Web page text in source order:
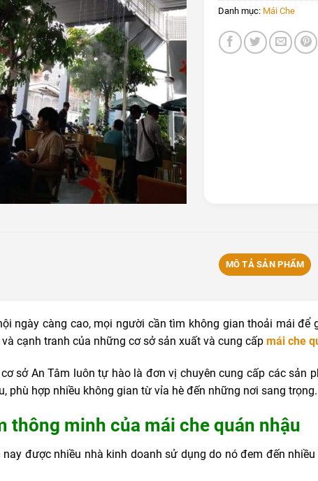
Danh mục: Mái Che
MÔ TẢ SẢN PHẨM
ngày càng cao, mọi người cần tìm không gian thoải mái
cạnh tranh của những cơ sở sản xuất và cung cấp mái che
sở An Tâm luôn tự hào là đơn vị chuyên cung cấp các sản
phù hợp nhiều không gian từ vỉa hè đến những nơi sang trọng.
thông minh của mái che quán nhậu
nay được nhiều nhà kinh doanh sử dụng do nó đem đến